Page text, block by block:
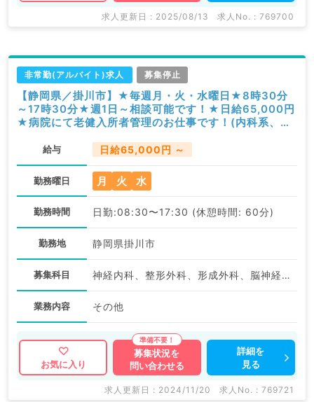
求人更新日 : 2025/08/13 求人No. : 769700
非常勤(アルバイト)求人 募集停止
【静岡県／掛川市】★毎週月・火・水曜日★8時30分
～17時30分★週1日～相談可能です！★日給65,000円
★病院にて老健入所者管理のお仕事です！(内科系、外
給与 日給65,000円 ～
勤務曜日 月 火 水
勤務時間 日勤:08:30〜17:30 (休憩時間: 60分)
勤務地 静岡県掛川市
募集科目 神経内科、整形外科、形成外科、脳神経外科、呼吸器外科、心臓血管外科、泌尿器科、一般内科、循環器内科、呼吸器内科、消化器内科、内分泌・代謝内科、腎臓内科、老年内科、血液内科、外科系全般、一般外科、消化器外科、乳腺外科、膠原病科、大腸・肛門外科
業務内容 その他
お気に入り
募集状況を
問い合わせる
詳細を
見る
求人更新日 : 2024/11/20 求人No. : 769721